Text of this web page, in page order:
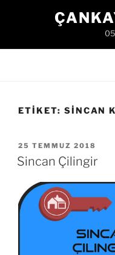
ETIKET: SINCAN
YAYIM
TARIHI
25 TEMMUZ 2018
Sincan Çilingir